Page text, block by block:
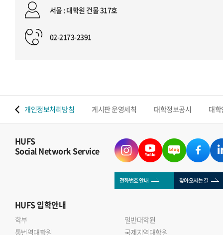
서울 : 대학원 건물 317호
02-2173-2391
개인정보처리방침 게시판 운영세칙 대학정보공시 대
HUFS
Social Network Service
전화번호 안내 찾아오시는 길
HUFS입학안내
학부
일반대학원
통번역대학원
국제지역대학원